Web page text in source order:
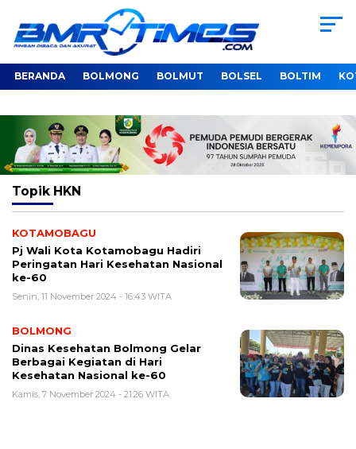
BERANDA BOLMONG BOLMUT BOLSEL BOLTIM
Topik HKN
KOTAMOBAGU
Pj Wali Kota Kotamobagu Hadiri
Peringatan Hari Kesehatan Nasional
ke-60
Senin, 11 November 2024 - 16:43 WITA
BOLMONG
Dinas Kesehatan Bolmong Gelar
Berbagai Kegiatan di Hari
Kesehatan Nasional ke-60
Kamis, 7 November 2024 - 21:26 WITA